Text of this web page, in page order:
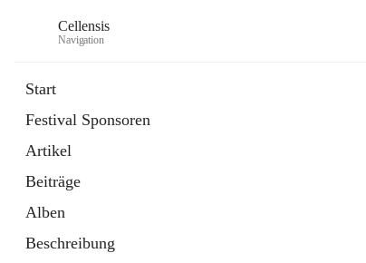
Cellensis
Navigation
Start
Festival Sponsoren
Artikel
Beiträge
Alben
Beschreibung
Festival Sponsoren